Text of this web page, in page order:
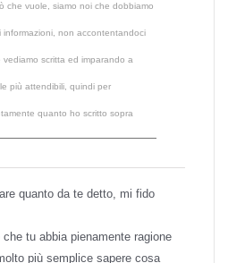
che vuole, siamo noi che dobbiamo
informazioni, non accontentandoci
scritta ed imparando a
più attendibili, quindi per
quanto ho scritto sopra
quanto da te detto, mi fido
tu abbia pienamente ragione
più semplice sapere cosa